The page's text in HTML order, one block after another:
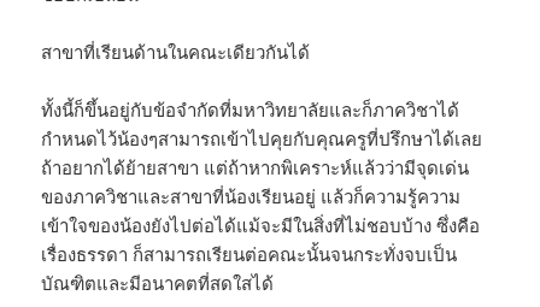
สาขาที่เรียนด้านในคณะเดียวกันได้
ทั้งนี้ก็ขึ้นอยู่กับข้อจำกัดที่มหาวิทยาลัยและก็ภาควิชาได้
กำหนดไว้น้องๆสามารถเข้าไปคุยกับคุณครูที่ปรึกษาได้เลย
ถ้าอยากได้ย้ายสาขา แต่ถ้าหากพิเคราะห์แล้วว่ามีจุดเด่น
ของภาควิชาและสาขาที่น้องเรียนอยู่ แล้วก็ความรู้ความ
เข้าใจของน้องยังไปต่อได้แม้จะมีในสิ่งที่ไม่ชอบบ้าง ซึ่งคือ
เรื่องธรรดา ก็สามารถเรียนต่อคณะนั้นจนกระทั่งจบเป็น
บัณฑิตและมีอนาคตที่สดใสได้